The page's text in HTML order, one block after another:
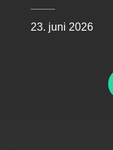
23. juni 2026